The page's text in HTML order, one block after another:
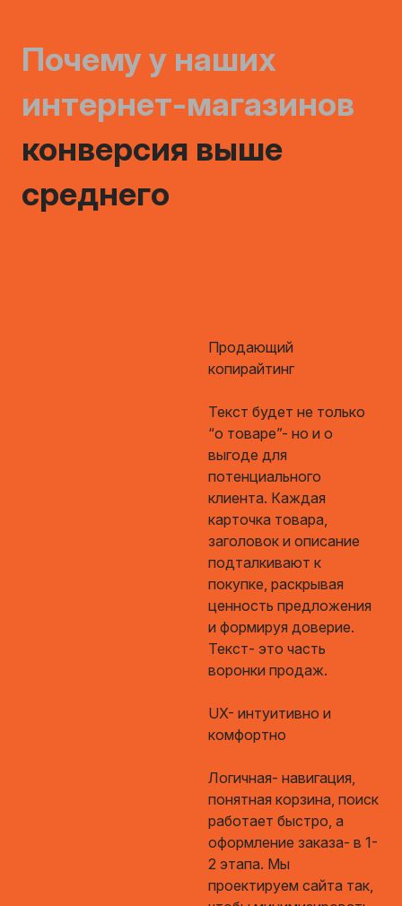
Почему у наших
интернет-магазинов
конверсия выше
среднего
Продающий
копирайтинг
Текст будет не только
“о товаре”- но и о
выгоде для
потенциального
клиента. Каждая
карточка товара,
заголовок и описание
подталкивают к
покупке, раскрывая
ценность предложения
и формируя доверие.
Текст- это часть
воронки продаж.
UX- интуитивно и
комфортно
Логичная- навигация,
понятная корзина, поиск
работает быстро, а
оформление заказа- в 1-
2 этапа. Мы
проектируем сайта так,